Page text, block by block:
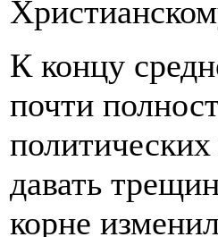
К концу
почти
давать
корне